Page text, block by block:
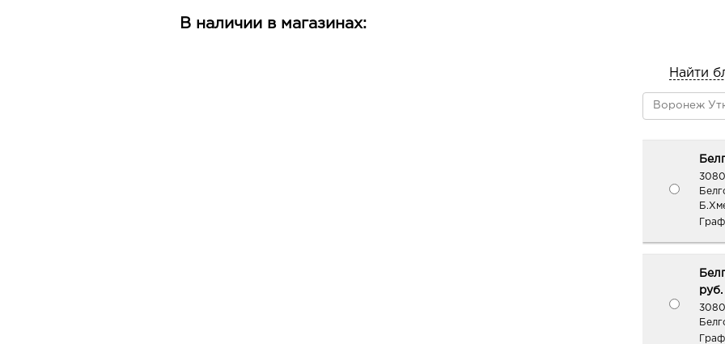
Состав: вода, глицерин,
ПЭГ-100 стеарат, цетеарет-25,
стеариновая кислота,
глицерилкокоат, глицерилстеарат,
пропилпарабен, экстракт
Fragile (морского винограда),
соль Мёртвого моря, сок листьев
бензиловый спирт,
В наличии в магазинах:
Найти
руб.